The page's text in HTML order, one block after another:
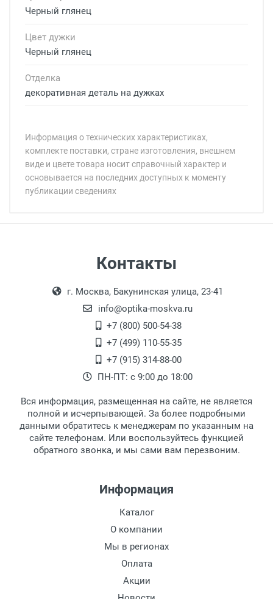
Черный глянец
Цвет дужки
Черный глянец
Отделка
декоративная деталь на дужках
Информация о технических характеристиках,
комплекте поставки, стране изготовления, внешнем
виде и цвете товара носит справочный характер и
основывается на последних доступных к моменту
публикации сведениях
Общая ширина:
Ширина мостика:
Степень защиты:
Тип оправы:
Материал линзы:
Материал оправы:
Материал дужки:
Оплата товара производится
наличными непосредственно на пункте
выдачи товара.
Перечисление средств на расчетный счет.
18:00, по субботам с 11:00 до 15:00, в
офисе по адресу: г. Москва,
Переведеновский переулок 17, корпус 1,
второй этаж, тел. +7 (499) 110-55-35.
После того, как заказ поступает в пункт
выдачи, наш менеджер связывается с
клиентом и оповещает о поступлении
товара.
Для получения товара при себе
обязательно иметь паспорт.
Заказ необходимо забрать в течение 3
рабочих дней с момента поступления на
дополнительных расходов за хранение
Доставляем товар по Москве компанией
Сдэк до ближайшего к вам пункта
Контакты
г. Москва, Бакунинская улица, 23-41
info@optika-moskva.ru
+7 (800) 500-54-38
+7 (499) 110-55-35
+7 (915) 314-88-00
ПН-ПТ: с 9:00 до 18:00
Вся информация, размещенная на сайте, не является
полной и исчерпывающей. За более подробными
данными обратитесь к менеджерам по указанным на
сайте телефонам. Или воспользуйтесь функцией
обратного звонка, и мы сами вам перезвоним.
Информация
Каталог
О компании
Мы в регионах
Оплата
Акции